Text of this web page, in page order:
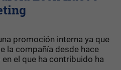
promoción interna ya que
la compañía desde hace
el que ha contribuido ha